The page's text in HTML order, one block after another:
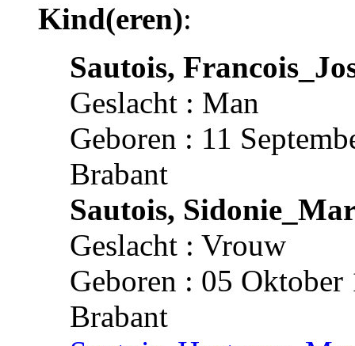
Kind(eren):
Sautois,
Geslacht : Man
Geboren : 11
Brabant
Sautois,
Geslacht : Vrouw
Geboren : 05 Oktober
Brabant